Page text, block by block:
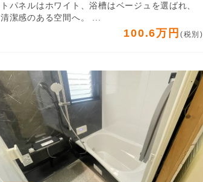
トパネルはホワイト、浴槽はベージュを選ばれ、
清潔感のある空間へ。 ...
100.6万円 (税別)